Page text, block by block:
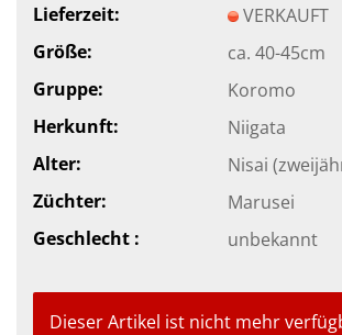
Lieferzeit:
VERKAUFT
Größe:
ca. 40-45cm
Gruppe:
Koromo
Herkunft:
Niigata
Alter:
Nisai
Züchter:
Marusei
Geschlecht :
unbekannt
Dieser Artikel ist nicht mehr